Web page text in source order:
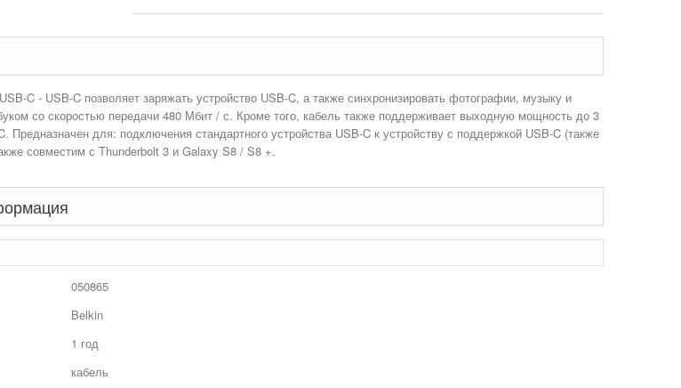
C - USB-C позволяет заряжать устройство USB-C, а также синхронизировать фотографии, музыку и
со скоростью передачи 480 Мбит / с. Кроме того, кабель также поддерживает выходную мощность до 3
Предназначен для: подключения стандартного устройства USB-C к устройству с поддержкой USB-C (также
совместим с Thunderbolt 3 и Galaxy S8 / S8 +.
050865
Belkin
1 год
кабель